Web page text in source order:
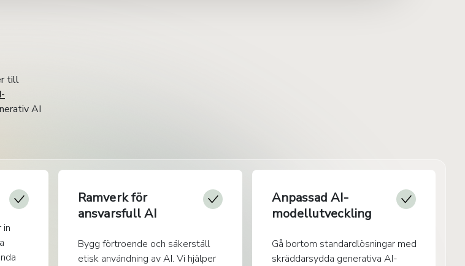
till
AI
in
Ramverk för
ansvarsfull AI
Bygg förtroende och säkerställ
etisk användning av AI. Vi hjälper
Anpassad AI-
modellutveckling
Gå bortom standardlösningar med
skräddarsydda generativa AI-